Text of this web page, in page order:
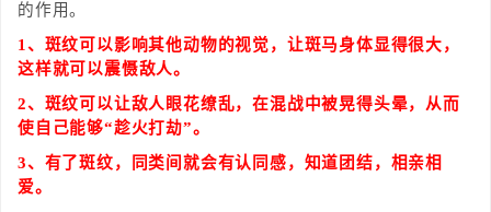
的作用。
1、斑纹可以影响其他动物的视觉，让斑马身体显得很大，
这样就可以震慑敌人。
2、斑纹可以让敌人眼花缭乱，在混战中被晃得头晕，从而
使自己能够“趁火打劫”。
3、有了斑纹，同类间就会有认同感，知道团结，相亲相
爱。